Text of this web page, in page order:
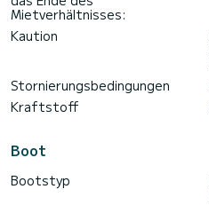
Mietverhältnisses:
Kaution
Stornierungsbedingungen
Kraftstoff
Boot
Bootstyp